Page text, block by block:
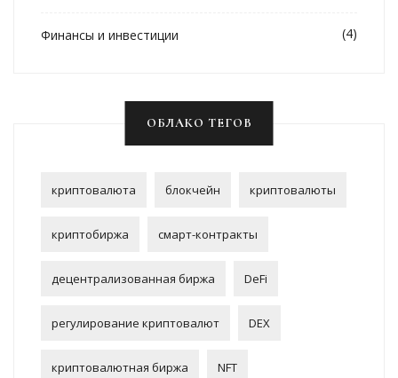
Финансы и инвестиции (4)
ОБЛАКО ТЕГОВ
криптовалюта блокчейн криптовалюты
криптобиржа смарт-контракты
децентрализованная биржа DeFi
регулирование криптовалют DEX
криптовалютная биржа NFT